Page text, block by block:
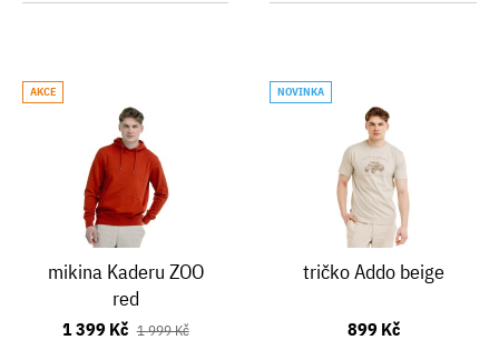
AKCE
mikina Kaderu ZOO
red
1 399 Kč 1 999 Kč
NOVINKA
tričko Addo beige
899 Kč